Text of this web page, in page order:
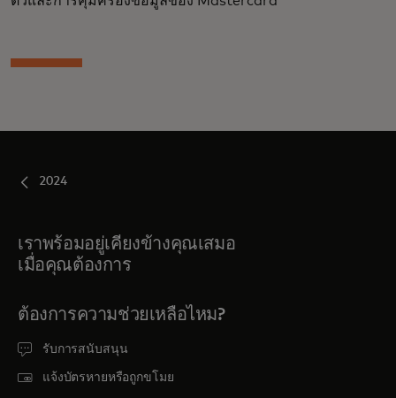
2024
เราพร้อมอยู่เคียงข้างคุณเสมอ
เมื่อคุณต้องการ
ต้องการความช่วยเหลือไหม?
รับการสนับสนุน
แจ้งบัตรหายหรือถูกขโมย